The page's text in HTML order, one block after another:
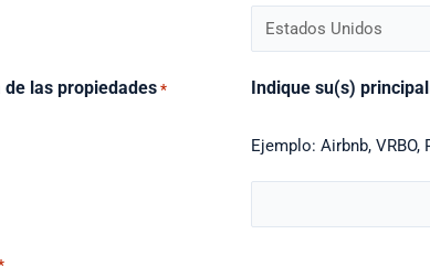
las propiedades * Indique su(s)
Ejemplo: Airbnb,